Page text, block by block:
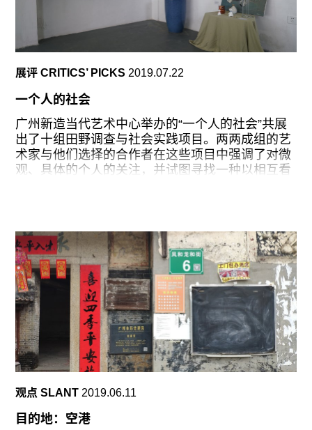
一场展览。此次在扉美术馆呈现的项目“不止是目光
——由木兰的故事开启的三个邀约”，也开始于这些
工作。
能在广州看到“木兰花”（木兰花开对流动女工的一
种代称）的故事是令人欣慰的，这至少说明行业里
还有人在关心这些人和事。而每次看到这类项目，
我心底又总犯嘀咕：虽然美术馆自带成熟的展示机
制，但艺术展览却又恰恰无法很好地展示出社会实
践中那些难以转化为作品形态的具体情境与交往
（即使是通过文献把“阅读”引入展览，效果也还是
“不止是目光”显然也不满足于仅仅被“看见”，它还想
邀请观众亲身去体验木兰花的生命故事，并把游戏
剧场《木兰花的人生》放在了展览的核心位置。我
们甚至可以说，这不是在展览中加入了一个游戏，
而更像是为了完整的游戏体验而搭配了一场展
览。
展评 CRITICS’ PICKS 2019.07.22
一个人的社会
广州新造当代艺术中心举办的“一个人的社会”共展
出了十组田野调查与社会实践项目。两两成组的艺
术家与他们选择的合作者在这些项目中强调了对微
观、具体的个人的关注，并试图寻找一种以相互看
十分关注社会问题，艺术工作却常常止步于宏观或
抽象层面，给人一种“不贴地”、“不到肉”的感觉。实
际上，任何社会问题最终都会作用在具体的人身
上，同时反过来说，对个人的考察也能帮助我们理
解社会问题的具体现实。与此同时，不同于文学作
品中所谓的“通过个人的经历来反映社会及历史的进
程”，“一个人的社会”所引入的精神分析视角，为艺
术工作提供了一种方法，在“个体特殊的主体逻辑与
社会现场之间复杂的张力关系”（策展人满宇语）之
中，打开了一个新的维度，也即展览所说的“无名”
以言说的“扭结”。为了实现这种打开，艺术家就必
须要在合作者所处的具体上下文中来理解对方，同
观点 SLANT 2019.06.11
目的地：空港